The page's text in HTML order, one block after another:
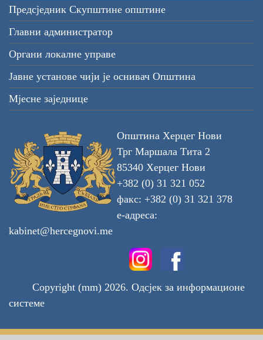
Предсједник Скупштине општине
Главни администратор
Органи локалне управе
Јавне установе чији је оснивач Општина
Мјесне заједнице
Општина Херцег Нови
Трг Маршала Тита 2
85340 Херцег Нови
+382 (0) 31 321 052
факс: +382 (0) 31 321 378
е-адреса:
kabinet@hercegnovi.me
Copyright (mm) 2026. Одсјек за информационе
системе